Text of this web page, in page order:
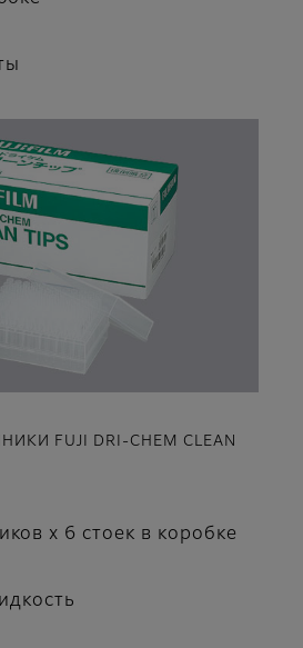
FUJI DRI-CHEM CLEAN
x 6 стоек в коробке